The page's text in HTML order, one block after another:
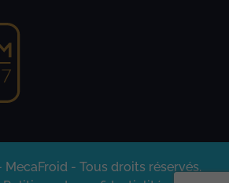
- Tous droits réservés.